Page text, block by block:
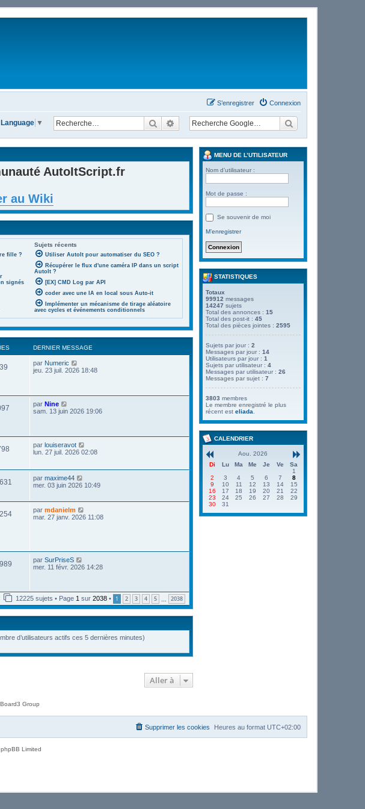
Connexion
S’enregistrer
RechercherRecherche avancée
▼
AutoItScript.fr
au Wiki
Sujets récents
fille ?
signés
Utiliser AutoIt pour automatiser du SEO ?
Récupérer le flux d'une caméra IP dans un script
AutoIt ?
[EX] CMD Log par API
coder avec une IA en local sous Auto-it
Implémenter un mécanisme de tirage aléatoire
avec cycles et événements conditionnels
DERNIER MESSAGE
par Numeric
o
e
e
e
r
m
s
s
a
jeu. 23 juil. 2026 18:48
parNine
o
e
d
e
n
i
e
r
e
s
s
sam. 13 juin 2026 19:06
parlouiseravot
o
l
d
r
i
s
a
lun. 27 juil. 2026 02:08
parmaxime44
o
e
d
r
m
s
a
g
e
mer. 03 juin 2026 10:49
parmdanielm
o
d
r
r
m
e
s
a
g
mar. 27 janv. 2026 11:08
parSurPriseS
o
d
e
r
i
e
m
mer. 11 févr. 2026 14:28
12225 sujets • Page 1 sur 2038 • 1 2 3 4 5 … 2038
d’utilisateurs actifs ces 5 dernières minutes)
Aller à
MENU DE L’UTILISATEUR
Nom d’utilisateur :
Mot de passe :
Se souvenir de moi
M’enregistrer
STATISTIQUES
Totaux
99912 messages
14247 sujets
Total des annonces : 15
Total des post-it : 45
Total des pièces jointes : 2595
Sujets par jour : 2
Messages par jour : 14
Utilisateurs par jour : 1
Sujets par utilisateur : 4
Messages par utilisateur : 26
Messages par sujet : 7
3803 membres
Le membre enregistré le plus
récent est eliada
CALENDRIER
Aou. 2026
Di
Lu Ma Me Je Ve
Sa
1
2
3 4 5 6 7
8
9
10 11 12 13 14
15
16
17 18 19 20 21
22
23
24 25 26 27 28
29
30
31
Group
Heures au format UTC+02:00
Supprimer les cookies
Limited